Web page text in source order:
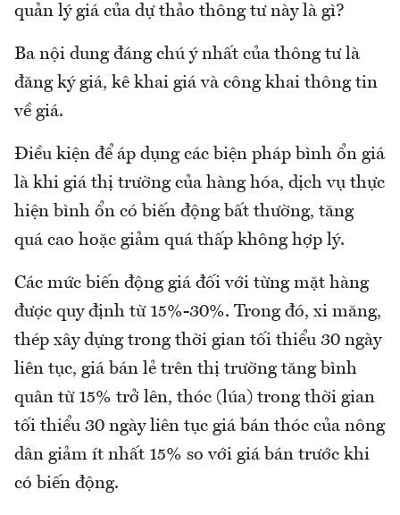
quản lý giá của dự thảo thông tư này là gì?
Ba nội dung đáng chú ý nhất của thông tư là
đăng ký giá, kê khai giá và công khai thông tin
về giá.
Điều kiện để áp dụng các biện pháp bình ổn giá
là khi giá thị trường của hàng hóa, dịch vụ thực
hiện bình ổn có biến động bất thường, tăng
quá cao hoặc giảm quá thấp không hợp lý.
Các mức biến động giá đối với từng mặt hàng
được quy định từ 15%-30%. Trong đó, xi măng,
thép xây dựng trong thời gian tối thiểu 30 ngày
liên tục, giá bán lẻ trên thị trường tăng bình
quân từ 15% trở lên, thóc (lúa) trong thời gian
tối thiểu 30 ngày liên tục giá bán thóc của nông
dân giảm ít nhất 15% so với giá bán trước khi
có biến động.